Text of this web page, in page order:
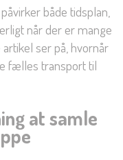
både tidsplan,
når der er mange
ser på, hvornår
fælles transport til
at samle